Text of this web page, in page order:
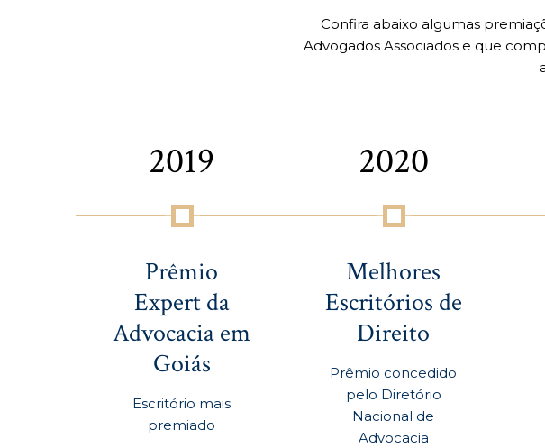
Confira abaixo algumas
Advogados Associados e que
2019
Prêmio
Expert da
Advocacia em
Goiás
Escritório mais
premiado
2020
Melhores
Escritórios de
Direito
Prêmio concedido
pelo Diretório
Nacional de
Advocacia